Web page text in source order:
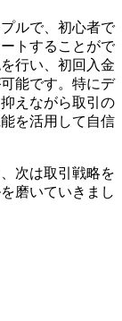
ルで、初心者で
トすることがで
行い、初回入金
能です。特にデ
えながら取引の
を活用して自信
次は取引戦略を
磨いていきまし